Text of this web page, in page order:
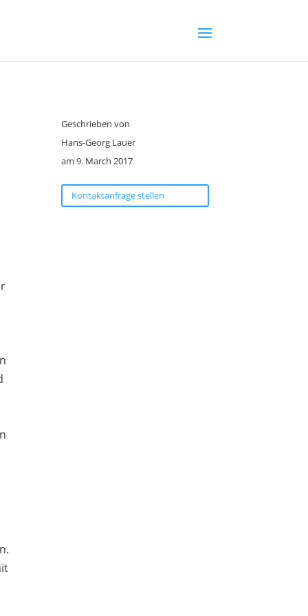
Geschrieben von
Hans-Georg Lauer
am 9. March 2017
Kontaktanfrage stellen